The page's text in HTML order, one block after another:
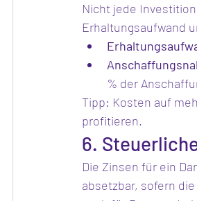
Nicht jede
Erhaltungsaufwand
% der
Tipp: Kosten auf
profitieren.
6.
Die Zinsen für ein
absetzbar, sofern